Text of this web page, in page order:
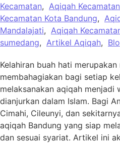
Kecamatan, Aqiqah
Kecamatan Kota Bandung,
Mandalajati, Aqiqah
sumedang, Artikel Aqiqah,
Kelahiran buah hati
membahagiakan bagi setiap
melaksanakan aqiqah menjadi
dianjurkan dalam Islam. Bagi
Cimahi, Cileunyi, dan
aqiqah Bandung yang siap
dan sesuai syariat. Artikel ini